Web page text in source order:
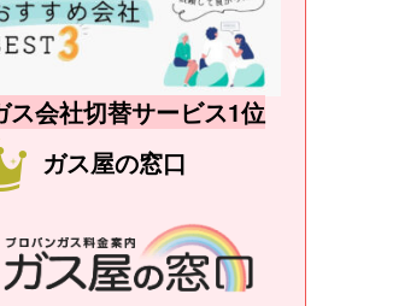
ス会社切替サービス1位
ガス屋の窓口